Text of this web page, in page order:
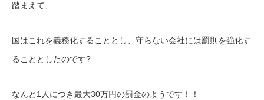
踏まえて、
国はこれを義務化することとし、守らない会社には罰則を強化す
ることとしたのです?
なんと1人につき最大30万円の罰金のようです！！